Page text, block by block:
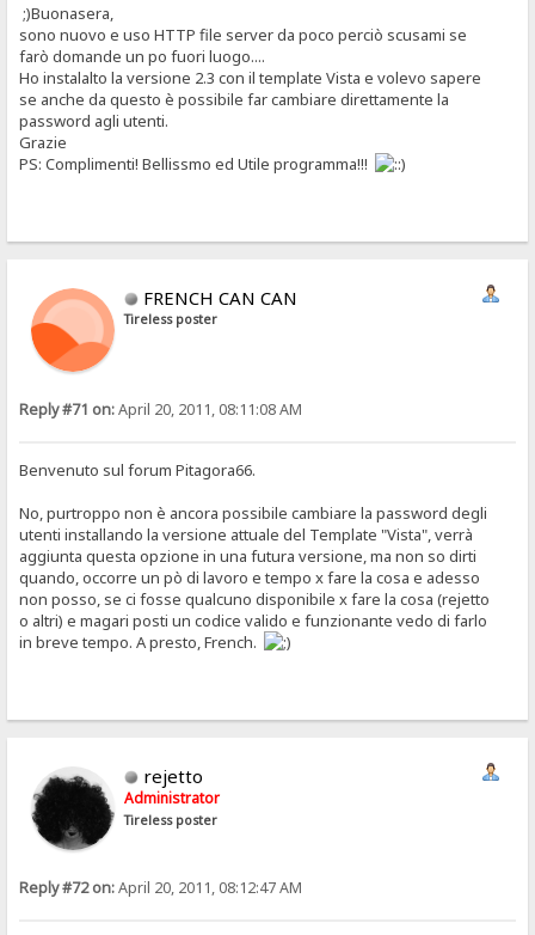
;)Buonasera,
sono nuovo e uso HTTP file server da poco perciò scusami se
farò domande un po fuori luogo....
Ho instalalto la versione 2.3 con il template Vista e volevo sapere
se anche da questo è possibile far cambiare direttamente la
password agli utenti.
Grazie
PS: Complimenti! Bellissmo ed Utile programma!!!
FRENCH CAN CAN
Tireless poster
Reply #71 on:April 20, 2011, 08:11:08 AM
Benvenuto sul forum Pitagora66.
No, purtroppo non è ancora possibile cambiare la password degli
utenti installando la versione attuale del Template "Vista", verrà
aggiunta questa opzione in una futura versione, ma non so dirti
quando, occorre un pò di lavoro e tempo x fare la cosa e adesso
non posso, se ci fosse qualcuno disponibile x fare la cosa (rejetto
o altri) e magari posti un codice valido e funzionante vedo di farlo
in breve tempo. A presto, French.
rejetto
Administrator
Tireless poster
Reply #72 on:April 20, 2011, 08:12:47 AM